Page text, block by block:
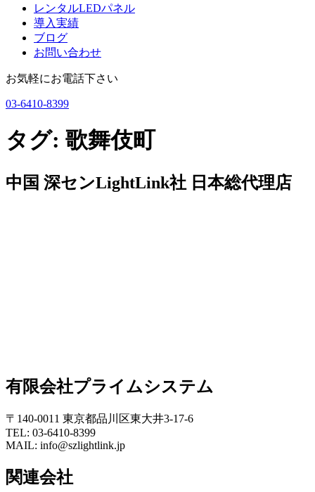
レンタルLEDパネル
導入実績
ブログ
お問い合わせ
お気軽にお電話下さい
03-6410-8399
タグ: 歌舞伎町
中国 深センLightLink社 日本総代理店
有限会社プライムシステム
〒140-0011 東京都品川区東大井3-17-6
TEL: 03-6410-8399
MAIL: info@szlightlink.jp
関連会社